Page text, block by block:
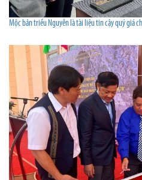
Mộc bản triều Nguyễn là tài liệu tin cậy quý giá